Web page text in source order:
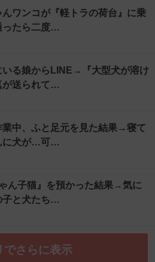
ワンコが『軽トラの荷台』に乗
たら二度…
いる娘からLINE→『大型犬が溶け
が送られて…
業中、ふと足元を見た結果→寝て
に犬が…可…
ん子猫』を預かった結果→気に
子と犬たち…
でさらに表示